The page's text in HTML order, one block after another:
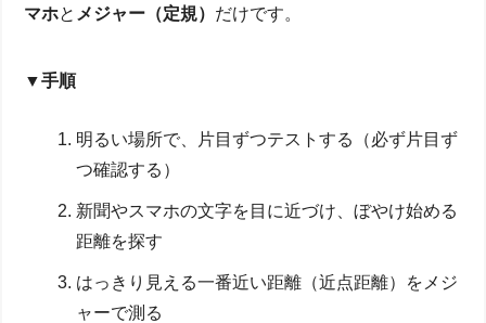
マホと メジャー（定規） だけです。
▼手順
明るい場所で、片目ずつテストする（必ず片目ず
つ確認する）
新聞やスマホの文字を目に近づけ、ぼやけ始める
距離を探す
はっきり見える一番近い距離（近点距離）をメジ
ャーで測る